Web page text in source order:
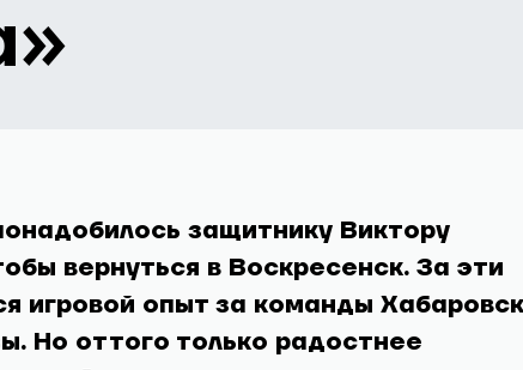
защитнику Виктору
вернуться в Воскресенск. За эти
игровой опыт за команды
Но оттого только радостнее